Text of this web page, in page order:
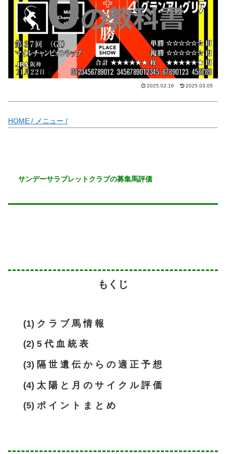
2025.02.16 2025.03.05
HOME / メニュー /
サンデーサラブレットクラブの募集馬評価
もくじ
(1) ク ラ ブ 馬 情 報
(2) 5 代 血 統 表
(3) 隔 世 遺 伝 か ら の 適 正 予 想
(4) 太 陽 と 月 の サ イ ク ル 評 価
(5) ポ イ ン ト ま と め